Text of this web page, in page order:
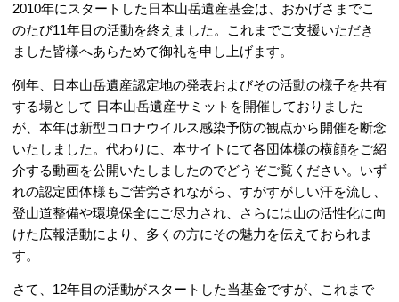
2010年にスタートした日本山岳遺産基金は、おかげさまでこ
のたび11年目の活動を終えました。これまでご支援いただき
ました皆様へあらためて御礼を申し上げます。
例年、日本山岳遺産認定地の発表およびその活動の様子を共有
する場として 日本山岳遺産サミットを開催しておりました
が、本年は新型コロナウイルス感染予防の観点から開催を断念
いたしました。代わりに、本サイトにて各団体様の横顔をご紹
介する動画を公開いたしましたのでどうぞご覧ください。いず
れの認定団体様もご苦労されながら、すがすがしい汗を流し、
登山道整備や環境保全にご尽力され、さらには山の活性化に向
けた広報活動により、多くの方にその魅力を伝えておられま
す。
さて、12年目の活動がスタートした当基金ですが、これまで